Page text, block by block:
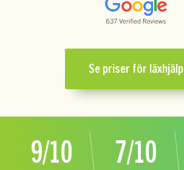
Se priser för läxhjälp
9/10 7/10